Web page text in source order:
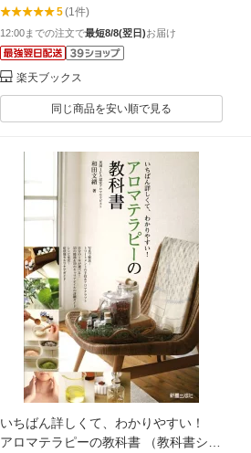
5(1件)
12:00までの注文で最短8/8(翌日)お届け
楽天ブックス
同じ商品を安い順で見る
いちばん詳しくて、わかりやすい！
アロマテラピーの教科書 （教科書シリ